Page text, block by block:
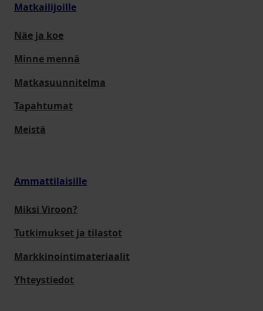
Matkailijoille
Näe ja koe
Minne mennä
Matkasuunnitelma
Tapahtumat
Meistä
Ammattilaisille
Miksi Viroon?
Tutkimukset ja tilastot
Markkinointimateriaalit
Yhteystiedot